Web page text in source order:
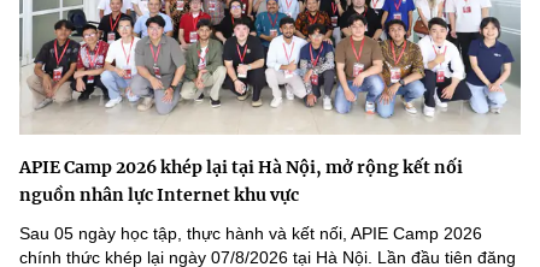
APIE Camp 2026 khép lại tại Hà Nội, mở rộng kết nối
nguồn nhân lực Internet khu vực
Sau 05 ngày học tập, thực hành và kết nối, APIE Camp 2026
chính thức khép lại ngày 07/8/2026 tại Hà Nội. Lần đầu tiên đăng